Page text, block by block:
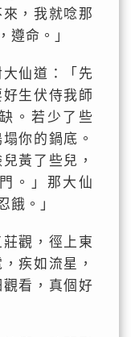
，我就唸那
遵命。」
仙道：「先
生伏侍我師
。若少了些
你的鍋底。
黃了些兒，
。」那大仙
餓。」
觀，徑上東
疾如流星，
看，真個好